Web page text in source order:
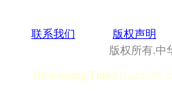
联系我们 版权声明
版权所有.中
[Processing Time] User:0.28,